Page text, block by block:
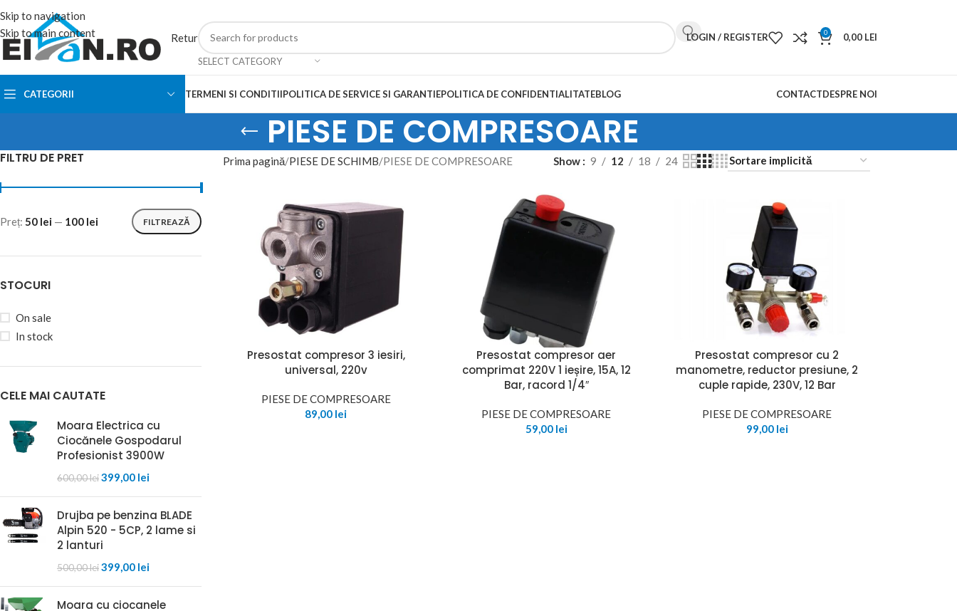
Skip to navigation
Skip to main content
Retur
SELECT CATEGORY
LOGIN / REGISTER 0 0,00 LEI
CATEGORII TERMENI SI CONDITIIPOLITICA DE SERVICE SI GARANTIEPOLITICA DE CONFIDENTIALITATEBLOG CONTACTDESPRE NOI
PIESE DE COMPRESOARE
FILTRU DE PRET
FILTREAZĂ
Preț: 50 lei — 100 lei
STOCURI
On sale
In stock
CELE MAI CAUTATE
Moara Electrica cu
Ciocănele Gospodarul
Profesionist 3900W
600,00lei399,00 lei
Drujba pe benzina BLADE
Alpin 520 - 5CP, 2 lame si
2 lanturi
500,00lei399,00 lei
Moara cu ciocanele
Prima pagină PIESE DE SCHIMB PIESE DE COMPRESOARE Show 9 12 18 24
Presostat compresor 3 iesiri,
universal, 220v
PIESE DE COMPRESOARE
89,00 lei
Presostat compresor aer
comprimat 220V 1 ieșire, 15A, 12
Bar, racord 1/4″
PIESE DE COMPRESOARE
59,00 lei
Presostat compresor cu 2
manometre, reductor presiune, 2
cuple rapide, 230V, 12 Bar
PIESE DE COMPRESOARE
99,00 lei